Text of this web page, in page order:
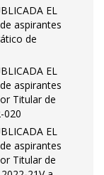
EL
aspirantes
de
EL
aspirantes
Titular de
020
EL
aspirantes
Titular de